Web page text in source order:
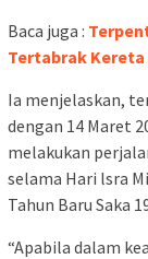
Baca juga :
Tertabrak Kereta
Ia menjelaskan,
dengan 14 Maret
melakukan
selama Hari lsra
Tahun Baru Saka
“Apabila dalam